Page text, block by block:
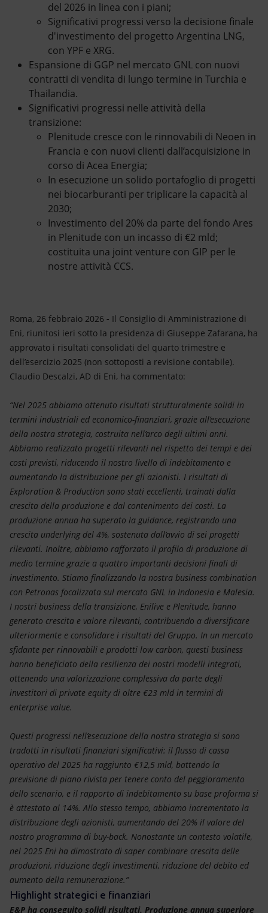
del 2026 in linea con i piani;
Significativi progressi verso la decisione finale
d'investimento del progetto Argentina LNG,
con YPF e XRG.
Espansione di GGP nel mercato GNL con nuovi
contratti di vendita di lungo termine in Turchia e
Thailandia.
Significativi progressi nelle attività della
transizione:
Plenitude cresce con le rinnovabili di Neoen in
Francia e con nuovi clienti dall’acquisizione in
corso di Acea Energia;
In esecuzione un solido portafoglio di progetti
nei biocarburanti per triplicare la capacità al
2030;
Investimento del 20% da parte del fondo Ares
in Plenitude con un incasso di €2 mld;
costituita una joint venture con GIP per le
nostre attività CCS.
Roma, 26 febbraio 2026 - Il Consiglio di Amministrazione di
Eni, riunitosi ieri sotto la presidenza di Giuseppe Zafarana, ha
approvato i risultati consolidati del quarto trimestre e
dell’esercizio 2025 (non sottoposti a revisione contabile).
Claudio Descalzi, AD di Eni, ha commentato:
“Nel 2025 abbiamo ottenuto risultati strutturalmente solidi in
termini industriali ed economico-finanziari, grazie all’esecuzione
della nostra strategia, costruita nell’arco degli ultimi anni.
Abbiamo realizzato progetti rilevanti nel rispetto dei tempi e dei
costi previsti, riducendo il nostro livello di indebitamento e
aumentando la distribuzione per gli azionisti. I risultati di
Exploration & Production sono stati eccellenti, trainati dalla
crescita della produzione e dal contenimento dei costi. La
produzione annua ha superato la guidance, registrando una
crescita underlying del 4%, sostenuta dall’avvio di sei progetti
rilevanti. Inoltre, abbiamo rafforzato il profilo di produzione di
medio termine grazie a quattro importanti decisioni finali di
investimento. Stiamo finalizzando la nostra business combination
con Petronas focalizzata sul mercato GNL in Indonesia e Malesia.
I nostri business della transizione, Enilive e Plenitude, hanno
generato crescita e valore rilevanti, contribuendo a diversificare
ulteriormente e consolidare i risultati del Gruppo. In un mercato
sfidante per rinnovabili e prodotti low carbon, questi business
hanno beneficiato della resilienza dei nostri modelli integrati,
ottenendo una valorizzazione complessiva da parte degli
investitori di private equity di oltre €23 mld in termini di
enterprise value.
Questi progressi nell’esecuzione della nostra strategia si sono
tradotti in risultati finanziari significativi: il flusso di cassa
operativo del 2025 ha raggiunto €12,5 mld, battendo la
previsione di piano rivista per tenere conto del peggioramento
dello scenario, e il rapporto di indebitamento su base proforma si
è attestato al 14%. Allo stesso tempo, abbiamo incrementato la
distribuzione degli azionisti, aumentando del 20% il valore del
nostro programma di buy-back. Nonostante un contesto volatile,
nel 2025 Eni ha dimostrato di saper combinare crescita delle
produzioni, riduzione degli investimenti, riduzione del debito ed
aumento della remunerazione.”
Highlight strategici e finanziari
E&P ha conseguito solidi risultati. Produzione annua superiore